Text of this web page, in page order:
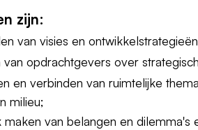
zijn:
van visies en
van opdrachtgevers over
en verbinden van ruimtelijke
milieu;
maken van belangen en